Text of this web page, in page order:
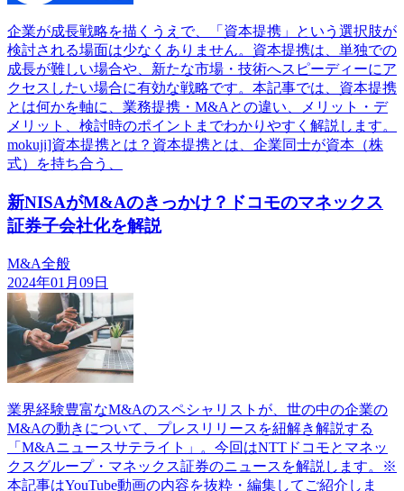
企業が成長戦略を描くうえで、「資本提携」という選択肢が
検討される場面は少なくありません。資本提携は、単独での
成長が難しい場合や、新たな市場・技術へスピーディーにア
クセスしたい場合に有効な戦略です。本記事では、資本提携
とは何かを軸に、業務提携・M&Aとの違い、メリット・デ
メリット、検討時のポイントまでわかりやすく解説します。
mokuji]資本提携とは？資本提携とは、企業同士が資本（株
式）を持ち合う、
新NISAがM&Aのきっかけ？ドコモのマネックス
証券子会社化を解説
M&A全般
2024年01月09日
業界経験豊富なM&Aのスペシャリストが、世の中の企業の
M&Aの動きについて、プレスリリースを紐解き解説する
「M&Aニュースサテライト」。今回はNTTドコモとマネッ
クスグループ・マネックス証券のニュースを解説します。※
本記事はYouTube動画の内容を抜粋・編集してご紹介しま